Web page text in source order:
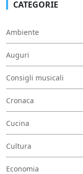
CATEGORIE
Ambiente
Auguri
Consigli musicali
Cronaca
Cucina
Cultura
Economia